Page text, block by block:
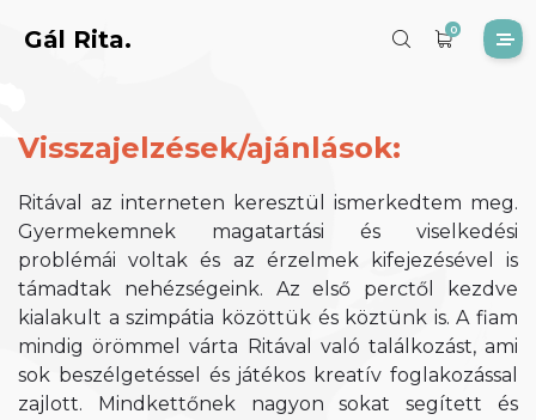
Gál Rita. 0
Visszajelzések/ajánlások:
Ritával az interneten keresztül ismerkedtem meg.
Gyermekemnek magatartási és viselkedési
problémái voltak és az érzelmek kifejezésével is
támadtak nehézségeink. Az első perctől kezdve
kialakult a szimpátia közöttük és köztünk is. A fiam
mindig örömmel várta Ritával való találkozást, ami
sok beszélgetéssel és játékos kreatív foglakozással
zajlott. Mindkettőnek nagyon sokat segített és